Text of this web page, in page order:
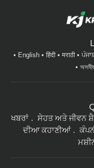
English हिंदी मराठी
ਖਬਰਾਂ ਸੇਹਤ ਅਤੇ ਜੀਵਨ
ਦੀਆ ਕਹਾਣੀਆਂ